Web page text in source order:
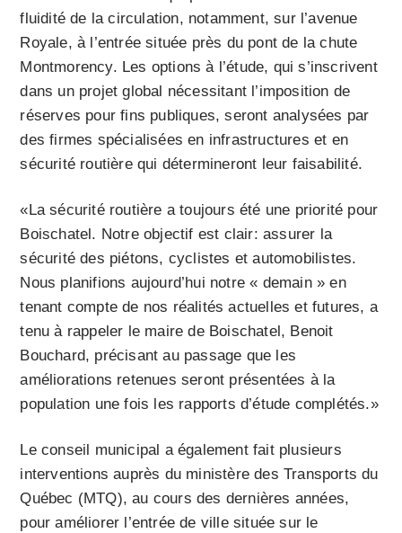
fluidité de la circulation, notamment, sur l’avenue
Royale, à l’entrée située près du pont de la chute
Montmorency. Les options à l’étude, qui s’inscrivent
dans un projet global nécessitant l’imposition de
réserves pour fins publiques, seront analysées par
des firmes spécialisées en infrastructures et en
sécurité routière qui détermineront leur faisabilité.
«La sécurité routière a toujours été une priorité pour
Boischatel. Notre objectif est clair: assurer la
sécurité des piétons, cyclistes et automobilistes.
Nous planifions aujourd’hui notre « demain » en
tenant compte de nos réalités actuelles et futures, a
tenu à rappeler le maire de Boischatel, Benoit
Bouchard, précisant au passage que les
améliorations retenues seront présentées à la
population une fois les rapports d’étude complétés.»
Le conseil municipal a également fait plusieurs
interventions auprès du ministère des Transports du
Québec (MTQ), au cours des dernières années,
pour améliorer l’entrée de ville située sur le